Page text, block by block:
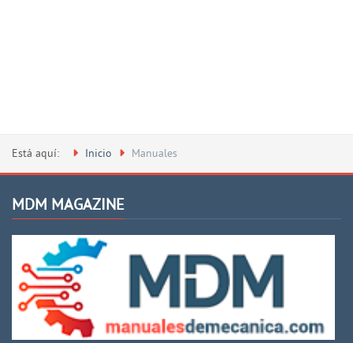
Está aquí: Inicio Manuales
MDM MAGAZINE